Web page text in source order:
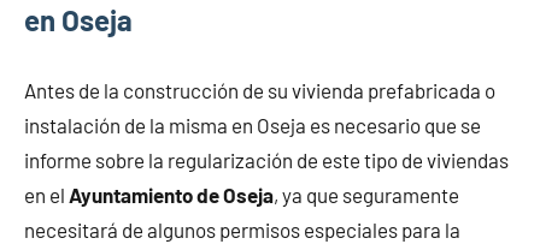
en Oseja
Antes de la construcción de su vivienda prefabricada o
instalación de la misma en Oseja es necesario que se
informe sobre la regularización de este tipo de viviendas
en el Ayuntamiento de Oseja, ya que seguramente
necesitará de algunos permisos especiales para la